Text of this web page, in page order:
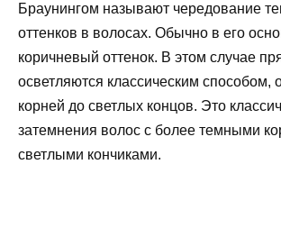
Браунингом называют чередование
оттенков в волосах. Обычно в его
коричневый оттенок. В этом случае
осветляются классическим способом,
корней до светлых концов. Это
затемнения волос с более темными
светлыми кончиками.